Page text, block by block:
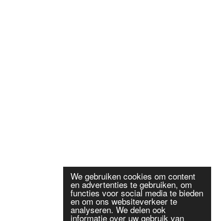
We gebruiken cookies om content
en advertenties te gebruiken, om
functies voor social media te bieden
en om ons websiteverkeer te
analyseren. We delen ook
informatie over uw gebruik van